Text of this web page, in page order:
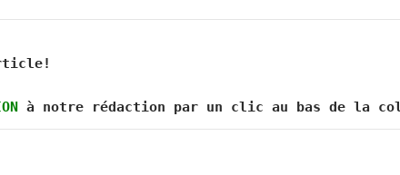
à notre rédaction par un clic au bas de la